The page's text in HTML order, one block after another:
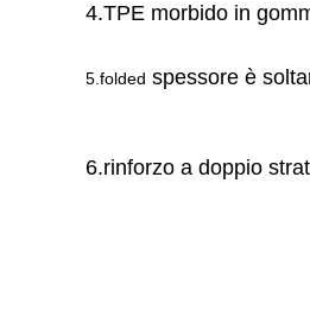
4.TPE morbido in
5.folded spessore è
6.rinforzo a doppio